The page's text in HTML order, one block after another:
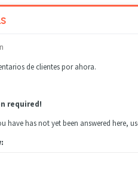
de clientes por ahora.
required!
have has not yet been answered here,